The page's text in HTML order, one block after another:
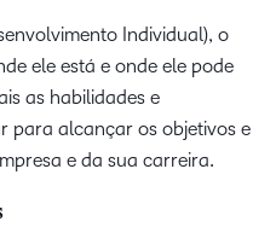
Individual), o
ele está e onde ele pode
as habilidades e
para alcançar os objetivos e
e da sua carreira.